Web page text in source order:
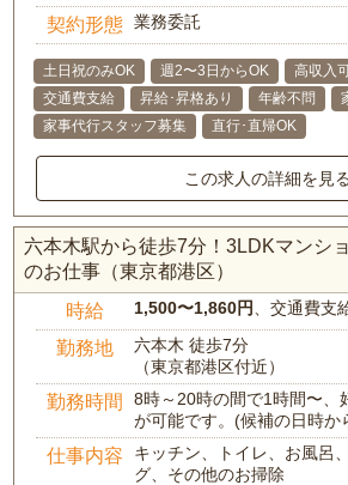
契約形態 業務委託
土日祝のみOK 週2〜3日からOK 高収入
交通費支給
昇給･昇格あり 年齢不問
家事代行スタッフ募集
直行･直帰OK
この求人の詳細を見
六本木駅から徒歩7分！3LDKマンシ
のお仕事（東京都港区）
時給 1,500〜1,860円 、交通費支
勤務地
六本木 徒歩7分
（東京都港区付近）
勤務時間
8時～20時の間で1時間〜、
が可能です。(候補の日時か
仕事内容
キッチン、トイレ、お風呂
グ、その他のお掃除